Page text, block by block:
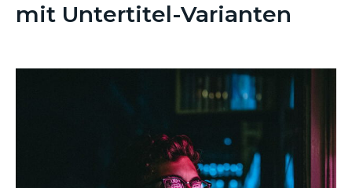
mit Untertitel-Varianten